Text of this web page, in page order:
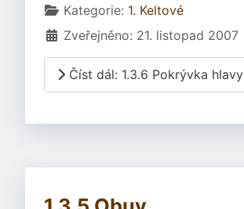
Základní údaje
Kategorie: 1. Keltové
Zveřejněno: 21. listopad 2007
Číst dál: 1.3.6 Pokrývka hlavy